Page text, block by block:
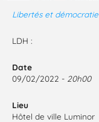
Libertés et démocratie
LDH :
Date
09/02/2022 - 20h00
Lieu
Hôtel de ville Luminor